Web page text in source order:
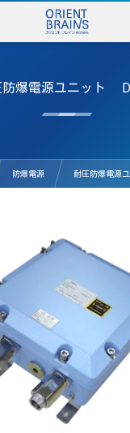
防爆電源ユニット
防爆電源 耐圧防爆電源